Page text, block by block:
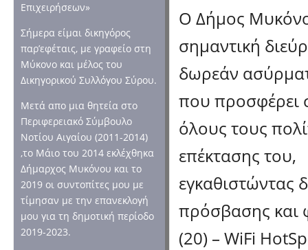
Επιχειρήσεων»
Σήμερα είμαι δικηγόρος
παρ’εφέταις, με γραφείο στη
Μύκονο και μέλος του
Δικηγορικού Συλλόγου Σύρου.
Μετά απο μια θητεία στο
Περιφερειακό Σύμβουλο
Νοτίου Αιγαίου (2011-2014)
,το Μάιο του 2014 εκλέχθηκα
Δήμαρχος Μυκόνου και το
2019 οι συντοπίτες μου με
τίμησαν με την επανεκλογή
μου για τη δημοτική περίοδο
2019-2023.
Ο Δήμος
σημαντική
δωρεάν
που προσφέρει
όλους τους
επέκτασης του,
εγκαθιστώντας
πρόσβασης και
(20) – WiFi